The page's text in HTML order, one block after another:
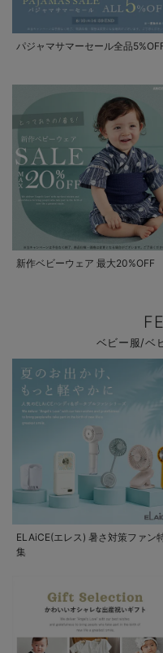
パジャマサマーセール全品
新作ベビーウェア 最大20%OFF
ベビー服/ベ
ELAiCE(エレス) 暑さ対策ファン
集